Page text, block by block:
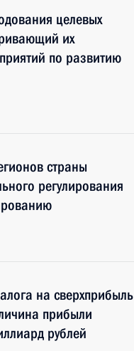
целевых
их
по развитию
страны
регулирования
на сверхприбыль
прибыли
рублей